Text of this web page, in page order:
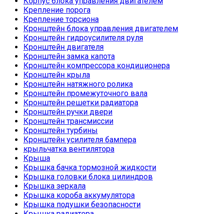
Крепление порога
Крепление торсиона
Кронштейн блока управления двигателем
Кронштейн гидроусилителя руля
Кронштейн двигателя
Кронштейн замка капота
Кронштейн компрессора кондиционера
Кронштейн крыла
Кронштейн натяжного ролика
Кронштейн промежуточного вала
Кронштейн решетки радиатора
Кронштейн ручки двери
Кронштейн трансмиссии
Кронштейн турбины
Кронштейн усилителя бампера
крыльчатка вентилятора
Крыша
Крышка бачка тормозной жидкости
Крышка головки блока цилиндров
Крышка зеркала
Крышка короба аккумулятора
Крышка подушки безопасности